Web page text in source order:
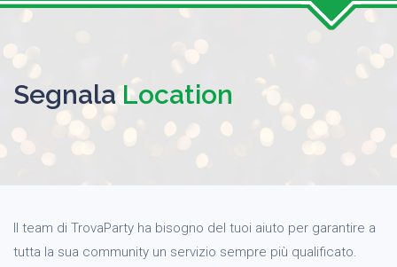
SegnalaLocation
Il team di TrovaParty ha bisogno del tuoi aiuto per garantire a
tutta la sua community un servizio sempre più qualificato.